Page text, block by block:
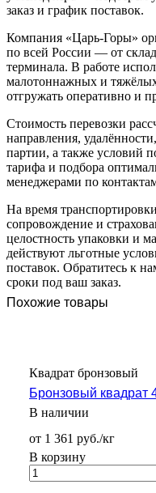
заказ и график поставок.
Компания «Царь-Горы»
по всей России — от
терминала. В работе
малотоннажных и
отгружать оперативно и
Стоимость перевозки
направления,
партии, а также условий
тарифа и подбора
менеджерами по
На время
сопровождение и
целостность упаковки и
действуют льготные
поставок. Обратитесь к
сроки под ваш заказ.
Похожие товары
Квадрат бронзовый
Бронзовый квадрат
В наличии
от 1 361 руб./кг
В корзину